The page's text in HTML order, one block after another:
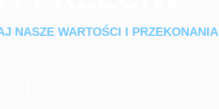
NASZE WARTOŚCI I PRZEKONANIA